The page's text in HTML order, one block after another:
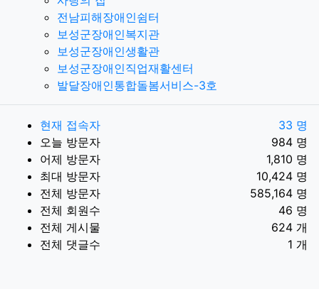
전남피해장애인쉼터
보성군장애인복지관
보성군장애인생활관
보성군장애인직업재활센터
발달장애인통합돌봄서비스-3호
현재 접속자
33 명
오늘 방문자
984 명
어제 방문자
1,810 명
최대 방문자
10,424 명
전체 방문자
585,164 명
전체 회원수
46 명
전체 게시물
624 개
전체 댓글수
1 개